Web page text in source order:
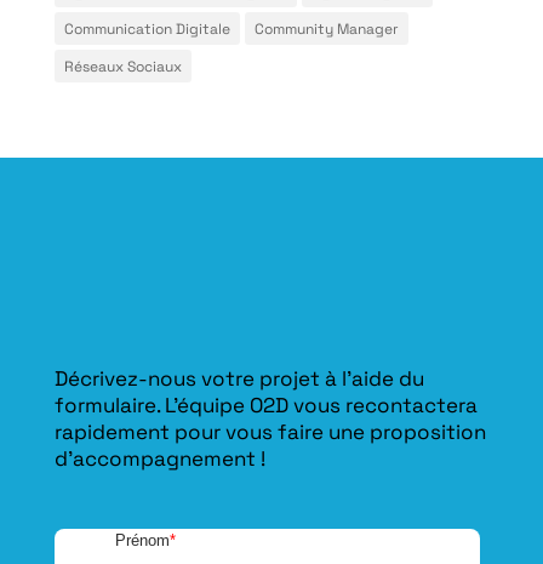
Communication Digitale
Community Manager
Réseaux Sociaux
Décrivez-nous votre projet à l’aide du
formulaire. L'équipe O2D vous recontactera
rapidement pour vous faire une proposition
d’accompagnement !